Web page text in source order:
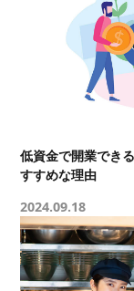
低資金で開業でき
すすめな理由
2024.09.18